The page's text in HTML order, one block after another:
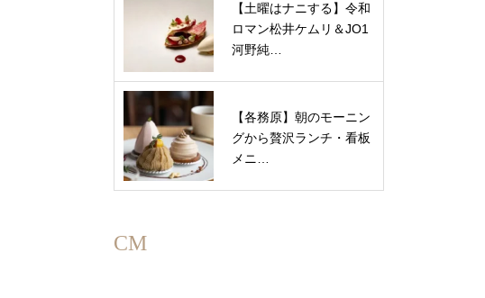
【土曜はナニする】令和
ロマン松井ケムリ＆JO1
河野純…
【各務原】朝のモーニン
グから贅沢ランチ・看板
メニ…
CM